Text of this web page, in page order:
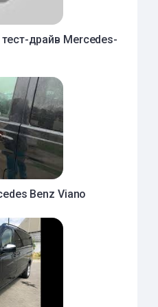
драйв Mercedes-
Benz Viano